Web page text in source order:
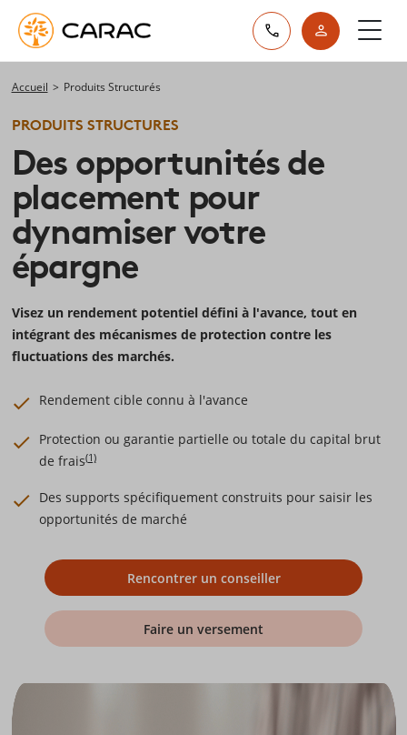
Accueil > Produits Structurés
PRODUITS STRUCTURES
Des opportunités de
placement pour
dynamiser votre
épargne
Visez un rendement potentiel défini à l'avance, tout en
intégrant des mécanismes de protection contre les
fluctuations des marchés.
Rendement cible connu à l'avance
Protection ou garantie partielle ou totale du capital brut
de frais(1)
Des supports spécifiquement construits pour saisir les
opportunités de marché
Rencontrer un conseiller
Faire un versement
Paramétrer vos préférences sur les cookies